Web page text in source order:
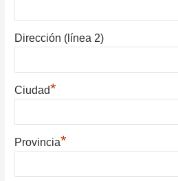
Dirección (línea 2)
Ciudad*
Provincia*